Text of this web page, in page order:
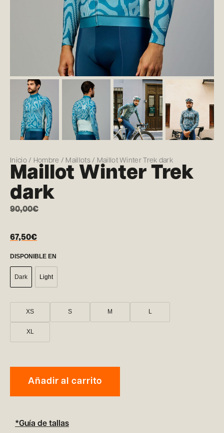
Inicio/ Hombre / Maillots / Maillot Winter Trek dark
Maillot Winter Trek
dark
90,00€
67,50€
DISPONIBLE EN
Dark Light
XS S M L
XL
Añadir al carrito
*Guía de tallas